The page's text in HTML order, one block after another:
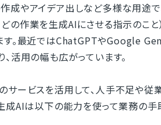
成やアイデア出しなど多様な用途で
の作業を生成AIにさせる指示のこ
す。最近ではChatGPTやGoogle
、活用の幅も広がっています。
サービスを活用して、人手不足や
成AIは以下の能力を使って業務の手